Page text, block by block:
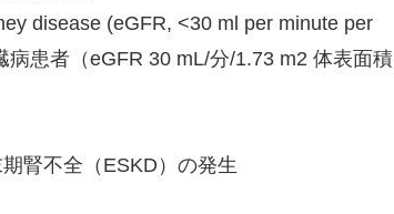
disease (eGFR, <30 ml per minute per
患者（eGFR 30 mL/分/1.73 m2 体表面積
腎不全（ESKD）の発生